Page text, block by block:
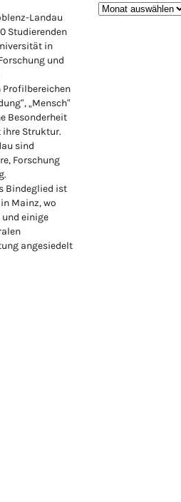
Landau
Studierenden
in
und
„Mensch“
Besonderheit
Struktur.
sind
Forschung
Bindeglied ist
Mainz, wo
einige
angesiedelt
Blogarchiv